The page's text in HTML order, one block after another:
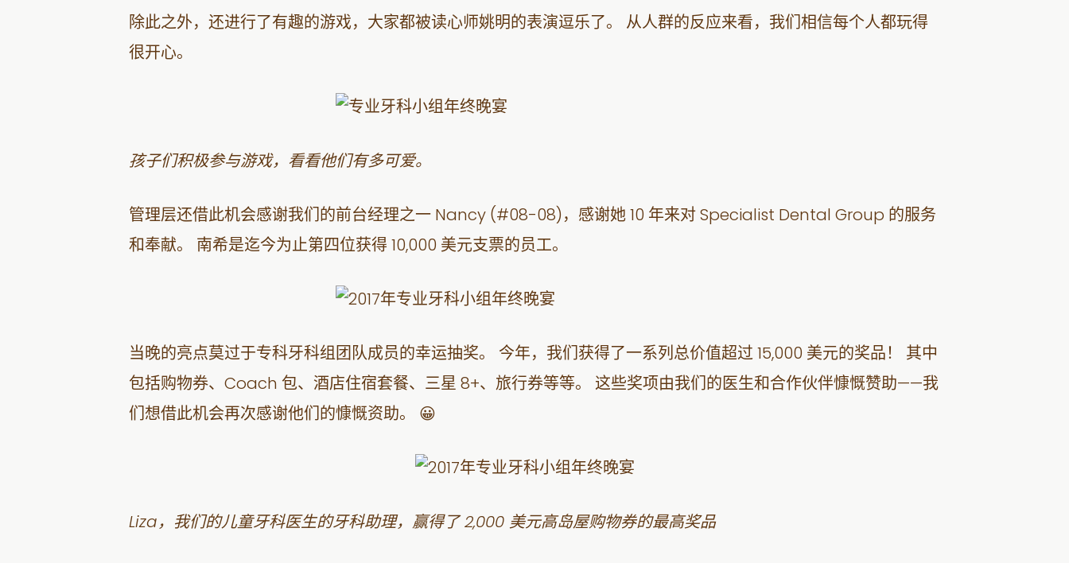
除此之外，还进行了有趣的游戏，大家都被读心师姚明的表演逗乐了。 从人群的反应来看，我们相信每个人都玩得
很开心。
孩子们积极参与游戏，看看他们有多可爱。
管理层还借此机会感谢我们的前台经理之一 Nancy (#08-08)，感谢她 10 年来对 Specialist Dental Group 的服务
和奉献。 南希是迄今为止第四位获得 10,000 美元支票的员工。
当晚的亮点莫过于专科牙科组团队成员的幸运抽奖。 今年，我们获得了一系列总价值超过 15,000 美元的奖品！ 其中
包括购物券、Coach 包、酒店住宿套餐、三星 8+、旅行券等等。 这些奖项由我们的医生和合作伙伴慷慨赞助——我
们想借此机会再次感谢他们的慷慨资助。 😀
Liza，我们的儿童牙科医生的牙科助理，赢得了 2,000 美元高岛屋购物券的最高奖品